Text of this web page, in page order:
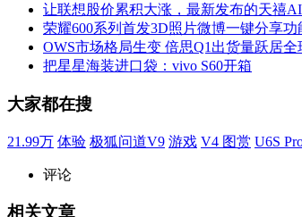
让联想股价累积大涨，最新发布的天禧
荣耀600系列首发3D照片微博一键分享功
OWS市场格局生变 倍思Q1出货量跃居
把星星海装进口袋：vivo S60开箱
大家都在搜
21.99万 体验 极狐问道V9 游戏 V4 图赏 U6S
评论
相关文章